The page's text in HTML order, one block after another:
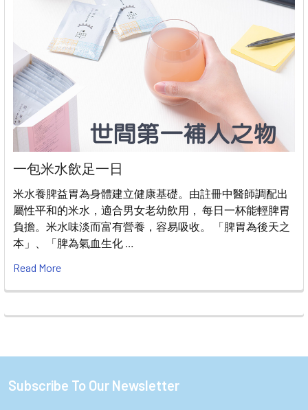
一包米水飲足一日
米水養脾益胃為身體建立健康基礎。由註冊中醫師調配出
屬性平和的米水，適合男女老幼飲用， 每日一杯能輕脾胃
負擔。米水味淡而富有營養，容易吸收。 「脾胃為後天之
本」、「脾為氣血生化 …
Read More
Footer
Subscribe To Our Newsletter